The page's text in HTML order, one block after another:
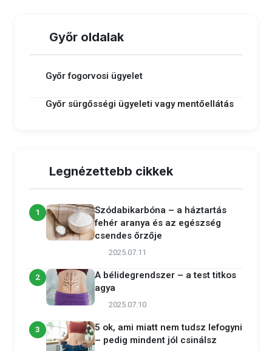
Győr oldalak
Győr fogorvosi ügyelet
Győr sürgősségi ügyeleti vagy mentőellátás
Legnézettebb cikkek
1
Szódabikarbóna – a háztartás
fehér aranya és az egészség
csendes őrzője
2025.07.11
2
A bélidegrendszer – a test titkos
agya
2025.07.10
3
5 ok, ami miatt nem tudsz lefogyni
– pedig mindent jól csinálsz